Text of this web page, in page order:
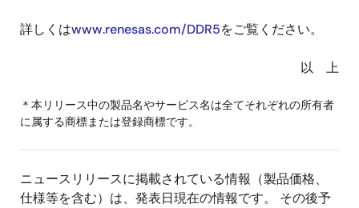
詳しくはwww.renesas.com/DDR5をご覧ください。
以 上
＊本リリース中の製品名やサービス名は全てそれぞれの所有者
に属する商標または登録商標です。
ニュースリリースに掲載されている情報（製品価格、
仕様等を含む）は、発表日現在の情報です。 その後予